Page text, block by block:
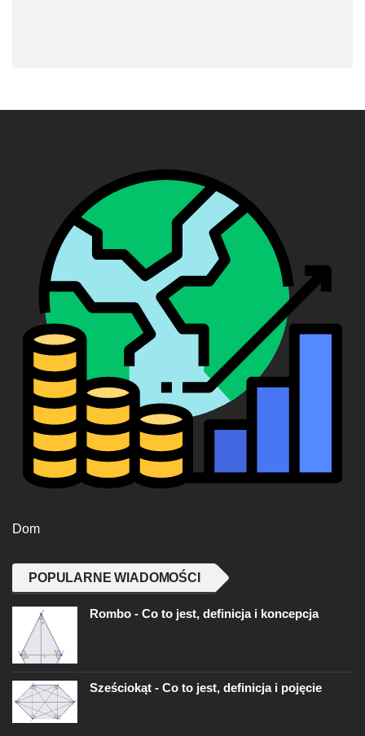
Dom
POPULARNE WIADOMOŚCI
Rombo - Co to jest, definicja i koncepcja
Sześciokąt - Co to jest, definicja i pojęcie